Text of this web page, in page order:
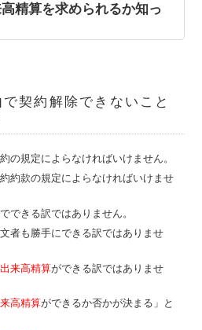
精算を求められるか知っ
契約解除できないこと
の規定によらなければいけません。
約款の規定によらなければいけませ
できる訳ではありません。
者も勝手にできる訳ではありませ
出来高精算ができる訳ではありませ
高精算ができるか否かが決まる」と